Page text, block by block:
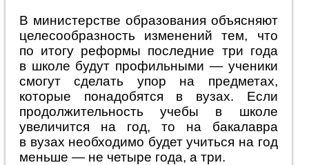
В министерстве образования объясняют
целесообразность изменений тем, что
по итогу реформы последние три года
в школе будут профильными — ученики
смогут сделать упор на предметах,
которые понадобятся в вузах. Если
продолжительность учебы в школе
увеличится на год, то на бакалавра
в вузах необходимо будет учиться на год
меньше — не четыре года, а три.